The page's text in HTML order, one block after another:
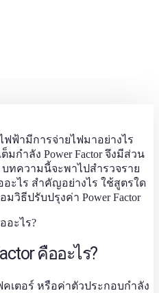
ฟ้ามีการจ่ายไฟมาอย่างไร
มกำลัง Power Factor จึงมีส่วน
ทความนี้จะพาไปสำรวจราย
อะไร สำคัญอย่างไร ใช้สูตรใด
วิธีปรับปรุงค่า Power Factor
คืออะไร?
คเตอร์ หรือค่าตัวประกอบกำลัง